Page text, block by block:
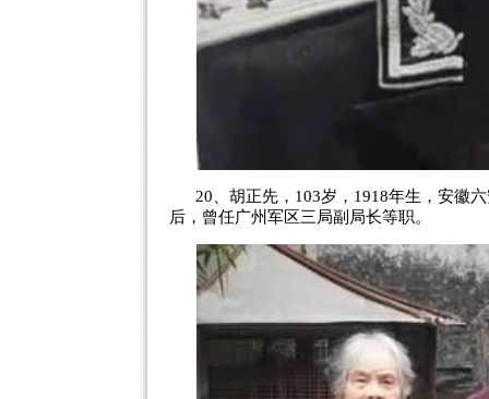
20、胡正先，103岁，1918年生，安徽
后，曾任广州军区三局副局长等职。